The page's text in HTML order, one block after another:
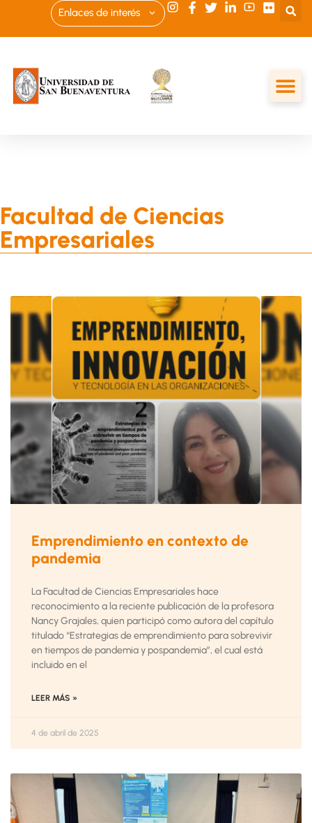
Enlaces de interés
Facultad de Ciencias
Empresariales
Emprendimiento en contexto de
pandemia
La Facultad de Ciencias Empresariales hace
reconocimiento a la reciente publicación de la profesora
Nancy Grajales, quien participó como autora del capítulo
titulado “Estrategias de emprendimiento para sobrevivir
en tiempos de pandemia y pospandemia”, el cual está
incluido en el
LEER MÁS »
4 de abril de 2025